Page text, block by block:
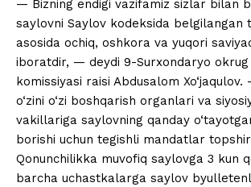
— Bizning endigi vazifamiz sizlar bilan
saylovni Saylov kodeksida belgilangan
asosida ochiq, oshkora va yuqori
iboratdir, — deydi 9-Surxondaryo
komissiyasi raisi Abdusalom
o‘zini o‘zi boshqarish organlari va
vakillariga saylovning qanday
borishi uchun tegishli mandatlar
Qonunchilikka muvofiq saylovga 3 kun
barcha uchastkalarga saylov